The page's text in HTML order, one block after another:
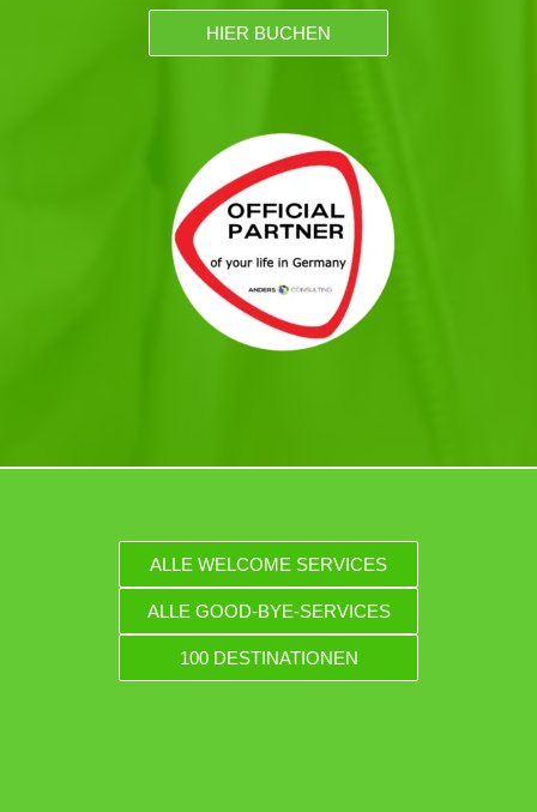
HIER BUCHEN
ALLE WELCOME SERVICES
ALLE GOOD-BYE-SERVICES
100 DESTINATIONEN